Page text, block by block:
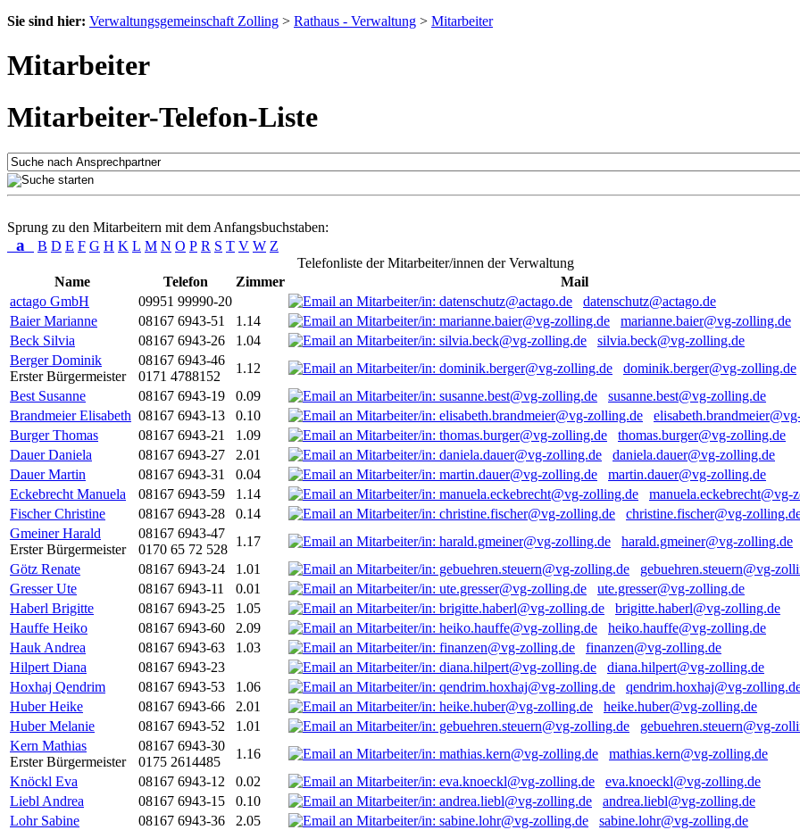
Sie sind hier: Verwaltungsgemeinschaft Zolling > Rathaus - Verwaltung > Mitarbeiter
Mitarbeiter
Mitarbeiter-Telefon-Liste
Sprung zu den Mitarbeitern mit dem Anfangsbuchstaben:
a B D E F G H K L M N O P R S T V W Z
Telefonliste der Mitarbeiter/innen der Verwaltung
Name
Telefon Zimmer
Mail
actago GmbH
09951 99990-20
datenschutz@actago.de
Baier Marianne
08167 6943-51 1.14
marianne.baier@vg-zolling.de
Beck Silvia
08167 6943-26 1.04
silvia.beck@vg-zolling.de
Berger Dominik
Erster Bürgermeister
08167 6943-46
0171 4788152
1.12
dominik.berger@vg-zolling.de
Best Susanne
08167 6943-19 0.09
susanne.best@vg-zolling.de
Brandmeier Elisabeth 08167 6943-13 0.10
Burger Thomas
08167 6943-21 1.09
thomas.burger@vg-zolling.de
Dauer Daniela
08167 6943-27 2.01
daniela.dauer@vg-zolling.de
Dauer Martin
08167 6943-31 0.04
martin.dauer@vg-zolling.de
Eckebrecht Manuela
08167 6943-59 1.14
manuela.eckebrecht@vg-
Fischer Christine
08167 6943-28 0.14
christine.fischer@vg-
Gmeiner Harald
Erster Bürgermeister
08167 6943-47
0170 65 72 528
1.17
harald.gmeiner@vg-zolling.de
Götz Renate
08167 6943-24 1.01
gebuehren.steuern@vg-
Gresser Ute
08167 6943-11 0.01
ute.gresser@vg-zolling.de
Haberl Brigitte
08167 6943-25 1.05
brigitte.haberl@vg-zolling.de
Hauffe Heiko
08167 6943-60 2.09
heiko.hauffe@vg-zolling.de
Hauk Andrea
08167 6943-63 1.03
finanzen@vg-zolling.de
Hilpert Diana
08167 6943-23
diana.hilpert@vg-zolling.de
Hoxhaj Qendrim
08167 6943-53 1.06
qendrim.hoxhaj@vg-
Huber Heike
08167 6943-66 2.01
heike.huber@vg-zolling.de
Huber Melanie
08167 6943-52 1.01
gebuehren.steuern@vg-
Kern Mathias
Erster Bürgermeister
08167 6943-30
0175 2614485
1.16
mathias.kern@vg-zolling.de
Knöckl Eva
08167 6943-12 0.02
eva.knoeckl@vg-zolling.de
Liebl Andrea
08167 6943-15 0.10
andrea.liebl@vg-zolling.de
Lohr Sabine
08167 6943-36 2.05
sabine.lohr@vg-zolling.de